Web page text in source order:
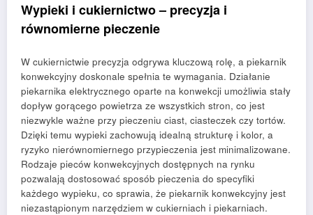
Wypieki i cukiernictwo – precyzja i
równomierne pieczenie
W cukiernictwie precyzja odgrywa kluczową rolę, a piekarnik
konwekcyjny doskonale spełnia te wymagania. Działanie
piekarnika elektrycznego oparte na konwekcji umożliwia stały
dopływ gorącego powietrza ze wszystkich stron, co jest
niezwykle ważne przy pieczeniu ciast, ciasteczek czy tortów.
Dzięki temu wypieki zachowują idealną strukturę i kolor, a
ryzyko nierównomiernego przypieczenia jest minimalizowane.
Rodzaje pieców konwekcyjnych dostępnych na rynku
pozwalają dostosować sposób pieczenia do specyfiki
każdego wypieku, co sprawia, że piekarnik konwekcyjny jest
niezastąpionym narzędziem w cukierniach i piekarniach.